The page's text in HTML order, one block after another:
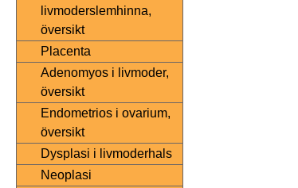
livmoderslemhinna,
översikt
Placenta
Adenomyos i livmoder,
översikt
Endometrios i ovarium,
översikt
Dysplasi i livmoderhals
Neoplasi